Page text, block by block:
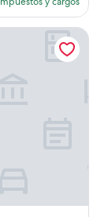
es
de